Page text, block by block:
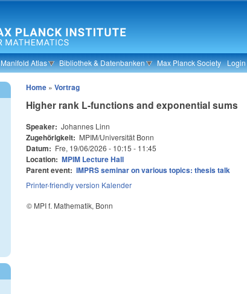
Manifold Atlas Bibliothek & Datenbanken Max Planck Society Login
Home »Vortrag
Higher rank L-functions and exponential sums
Speaker: Johannes Linn
Zugehörigkeit: MPIM/Universität Bonn
Datum: Fre, 19/06/2026 - 10:15 - 11:45
Location: MPIM Lecture Hall
Parent event: IMPRS seminar on various topics: thesis talk
Printer-friendly version Kalender
© MPI f. Mathematik, Bonn